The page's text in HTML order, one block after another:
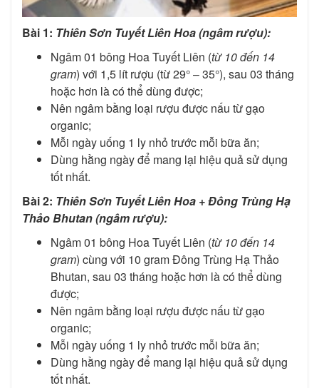
Bài 1: Thiên Sơn Tuyết Liên Hoa (ngâm rượu):
Ngâm 01 bông Hoa Tuyết Liên (từ 10 đến 14
gram) với 1,5 lít rượu (từ 29° – 35°), sau 03 tháng
hoặc hơn là có thể dùng được;
Nên ngâm bằng loại rượu được nấu từ gạo
organic;
Mỗi ngày uống 1 ly nhỏ trước mỗi bữa ăn;
Dùng hằng ngày để mang lại hiệu quả sử dụng
tốt nhất.
Bài 2: Thiên Sơn Tuyết Liên Hoa + Đông Trùng Hạ
Thảo Bhutan (ngâm rượu):
Ngâm 01 bông Hoa Tuyết Liên (từ 10 đến 14
gram) cùng với 10 gram Đông Trùng Hạ Thảo
Bhutan, sau 03 tháng hoặc hơn là có thể dùng
được;
Nên ngâm bằng loại rượu được nấu từ gạo
organic;
Mỗi ngày uống 1 ly nhỏ trước mỗi bữa ăn;
Dùng hằng ngày để mang lại hiệu quả sử dụng
tốt nhất.